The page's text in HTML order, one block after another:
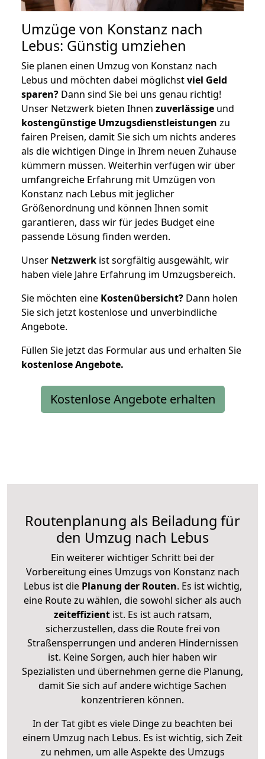
Umzüge von Konstanz nach
Lebus: Günstig umziehen
Sie planen einen Umzug von Konstanz nach
Lebus und möchten dabei möglichstviel Geld
sparen? Dann sind Sie bei uns genau richtig!
Unser Netzwerk bieten Ihnen zuverlässige und
kostengünstige Umzugsdienstleistungen zu
fairen Preisen, damit Sie sich um nichts anderes
als die wichtigen Dinge in Ihrem neuen Zuhause
kümmern müssen. Weiterhin verfügen wir über
umfangreiche Erfahrung mit Umzügen von
Konstanz nach Lebus mit jeglicher
Größenordnung und können Ihnen somit
garantieren, dass wir für jedes Budget eine
passende Lösung finden werden.
Unser Netzwerk ist sorgfältig ausgewählt, wir
haben viele Jahre Erfahrung im Umzugsbereich.
Sie möchten eine Kostenübersicht? Dann holen
Sie sich jetzt kostenlose und unverbindliche
Angebote.
Füllen Sie jetzt das Formular aus und erhalten Sie
kostenloseAngebote.
Kostenlose Angebote erhalten
Routenplanung als Beiladung für
den Umzug nach Lebus
Ein weiterer wichtiger Schritt bei der
Vorbereitung eines Umzugs von Konstanz nach
Lebus ist diePlanung der Routen. Es ist wichtig,
eine Route zu wählen, die sowohl sicher als auch
zeiteffizientist. Es ist auch ratsam,
sicherzustellen, dass die Route frei von
Straßensperrungen und anderen Hindernissen
ist. Keine Sorgen, auch hier haben wir
Spezialisten und übernehmen gerne die Planung,
damit Sie sich auf andere wichtige Sachen
konzentrieren können.
In der Tat gibt es viele Dinge zu beachten bei
einem Umzug nach Lebus. Es ist wichtig, sich Zeit
zu nehmen, um alle Aspekte des Umzugs